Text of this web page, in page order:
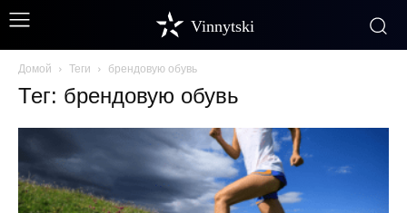
Vinnytski
Домой Теги брендовую обувь
Тег: брендовую обувь